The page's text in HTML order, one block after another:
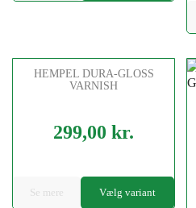
HEMPEL DURA-GLOSS
VARNISH
299,00 kr.
Se mere Vælg variant